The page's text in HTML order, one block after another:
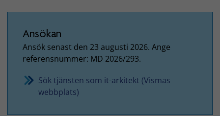
Ansökan
Ansök senast den 23 augusti 2026. Ange
referensnummer: MD 2026/293.
Sök tjänsten som it-arkitekt (Vismas
webbplats)